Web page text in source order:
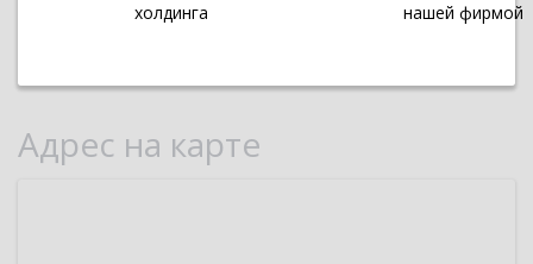
холдинга
нашей фирмой
Адрес на карте